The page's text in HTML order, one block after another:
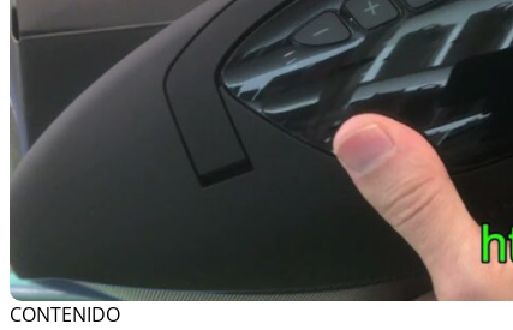
CONTENIDO